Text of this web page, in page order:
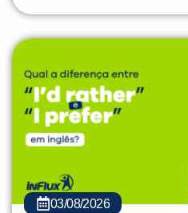
03/08/2026